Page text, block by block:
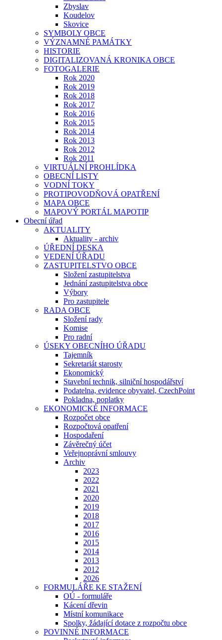
Zbyslav
Koudelov
Skovice
SYMBOLY OBCE
VÝZNAMNÉ PAMÁTKY
HISTORIE
DIGITALIZOVANÁ KRONIKA OBCE
FOTOGALERIE
Rok 2020
Rok 2019
Rok 2018
Rok 2017
Rok 2016
Rok 2015
Rok 2014
Rok 2013
Rok 2012
Rok 2011
VIRTUÁLNÍ PROHLÍDKA
OBECNÍ LISTY
VODNÍ TOKY
PROTIPOVODŇOVÁ OPATŘENÍ
MAPA OBCE
MAPOVÝ PORTÁL MAPOTIP
Obecní úřad
AKTUALITY
Aktuality - archiv
ÚŘEDNÍ DESKA
VEDENÍ ÚŘADU
ZASTUPITELSTVO OBCE
Složení zastupitelstva
Jednání zastupitelstva obce
Výbory
Pro zastupitele
RADA OBCE
Složení rady
Komise
Pro radní
ÚSEKY OBECNÍHO ÚŘADU
Tajemník
Sekretariát starosty
Ekonomický
Stavební technik, silniční hospodářství
Podatelna, evidence obyvatel, CzechPoint
Pokladna, poplatky
EKONOMICKÉ INFORMACE
Rozpočet obce
Rozpočtová opatření
Hospodaření
Závěrečný účet
Veřejnoprávní smlouvy
Archiv
2023
2022
2021
2020
2019
2018
2017
2016
2015
2014
2013
2012
2026
FORMULÁŘE KE STAŽENÍ
OÚ - formuláře
Kácení dřevin
Místní komunikace
Spolky, žádající dotace z rozpočtu obce
POVINNÉ INFORMACE